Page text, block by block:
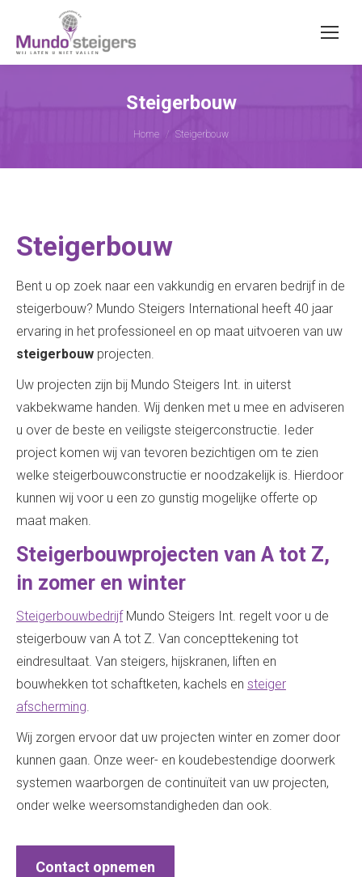
Steigerbouw
Je bent hier:
Home Steigerbouw
Steigerbouw
Bent u op zoek naar een vakkundig en ervaren bedrijf in de
steigerbouw? Mundo Steigers International heeft 40 jaar
ervaring in het professioneel en op maat uitvoeren van uw
steigerbouw projecten.
Uw projecten zijn bij Mundo Steigers Int. in uiterst
vakbekwame handen. Wij denken met u mee en adviseren
u over de beste en veiligste steigerconstructie. Ieder
project komen wij van tevoren bezichtigen om te zien
welke steigerbouwconstructie er noodzakelijk is. Hierdoor
kunnen wij voor u een zo gunstig mogelijke offerte op
maat maken.
Steigerbouwprojecten van A tot Z,
in zomer en winter
SteigerbouwbedrijfMundo Steigers Int. regelt voor u de
steigerbouw van A tot Z. Van concepttekening tot
eindresultaat. Van steigers, hijskranen, liften en
bouwhekken tot schaftketen, kachels en steiger
afscherming.
Wij zorgen ervoor dat uw projecten winter en zomer door
kunnen gaan. Onze weer- en koudebestendige doorwerk
systemen waarborgen de continuïteit van uw projecten,
onder welke weersomstandigheden dan ook.
Contact opnemen